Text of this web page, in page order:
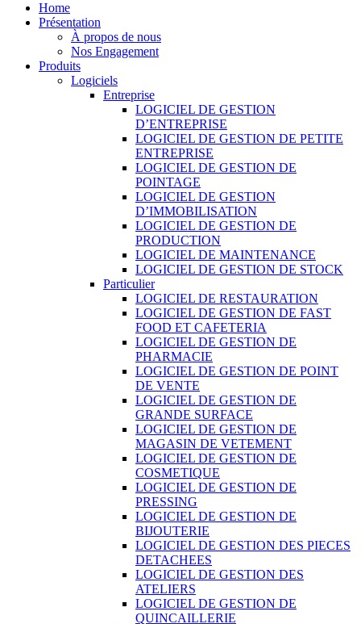
Home
Présentation
À propos de nous
Nos Engagement
Produits
Logiciels
Entreprise
LOGICIEL DE GESTION
D’ENTREPRISE
LOGICIEL DE GESTION DE PETITE
ENTREPRISE
LOGICIEL DE GESTION DE
POINTAGE
LOGICIEL DE GESTION
D’IMMOBILISATION
LOGICIEL DE GESTION DE
PRODUCTION
LOGICIEL DE MAINTENANCE
LOGICIEL DE GESTION DE STOCK
Particulier
LOGICIEL DE RESTAURATION
LOGICIEL DE GESTION DE FAST
FOOD ET CAFETERIA
LOGICIEL DE GESTION DE
PHARMACIE
LOGICIEL DE GESTION DE POINT
DE VENTE
LOGICIEL DE GESTION DE
GRANDE SURFACE
LOGICIEL DE GESTION DE
MAGASIN DE VETEMENT
LOGICIEL DE GESTION DE
COSMETIQUE
LOGICIEL DE GESTION DE
PRESSING
LOGICIEL DE GESTION DE
BIJOUTERIE
LOGICIEL DE GESTION DES PIECES
DETACHEES
LOGICIEL DE GESTION DES
ATELIERS
LOGICIEL DE GESTION DE
QUINCAILLERIE